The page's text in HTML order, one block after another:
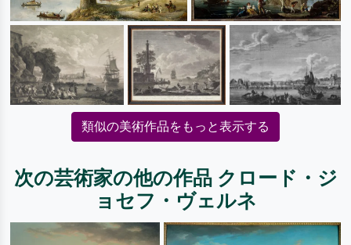
類似の美術作品をもっと表示する
次の芸術家の他の作品 クロード・ジ
ョセフ・ヴェルネ